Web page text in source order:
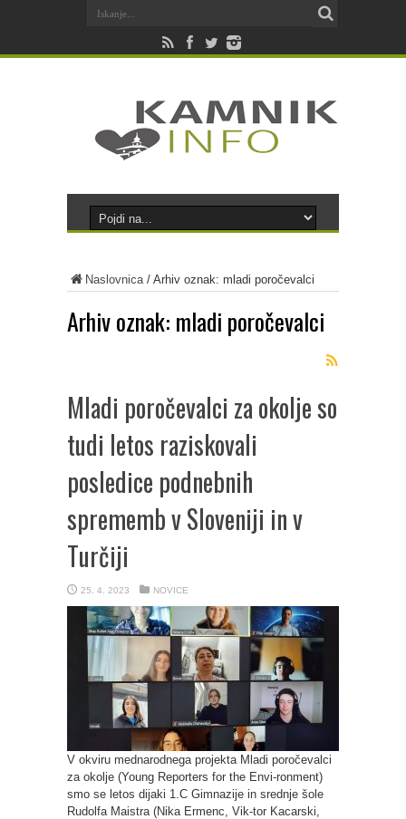
Naslovnica/ Arhiv oznak: mladi poročevalci
Arhiv oznak: mladi poročevalci
Mladi poročevalci za okolje so
tudi letos raziskovali
posledice podnebnih
sprememb v Sloveniji in v
Turčiji
25. 4. 2023 NOVICE
V okviru mednarodnega projekta Mladi poročevalci
za okolje (Young Reporters for the Envi-ronment)
smo se letos dijaki 1.C Gimnazije in srednje šole
Rudolfa Maistra (Nika Ermenc, Vik-tor Kacarski,